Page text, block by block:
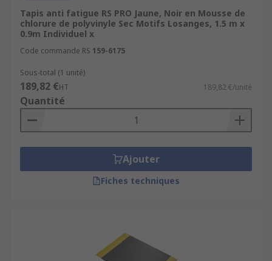
Tapis anti fatigue RS PRO Jaune, Noir en Mousse de
chlorure de polyvinyle Sec Motifs Losanges, 1.5 m x
0.9m Individuel x
Code commande RS 159-6175
Sous-total (1 unité)
189,82 €HT 189,82 €/unité
Quantité
Ajouter
Fiches techniques